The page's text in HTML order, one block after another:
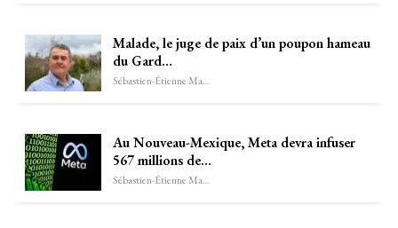
Malade, le juge de paix d’un poupon hameau
du Gard…
Sébastien-Étienne Marechal
Au Nouveau-Mexique, Meta devra infuser
567 millions de…
Sébastien-Étienne Marechal